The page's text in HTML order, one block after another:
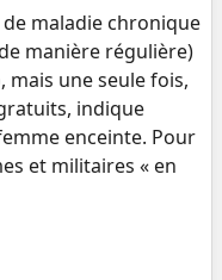
maladie chronique
manière régulière)
une seule fois,
indique
enceinte. Pour
et militaires « en